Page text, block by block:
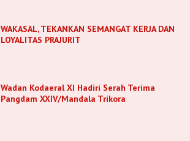
WAKASAL, TEKANKAN SEMANGAT KERJA DAN
LOYALITAS PRAJURIT
Wadan Kodaeral XI Hadiri Serah Terima
Pangdam XXIV/Mandala Trikora